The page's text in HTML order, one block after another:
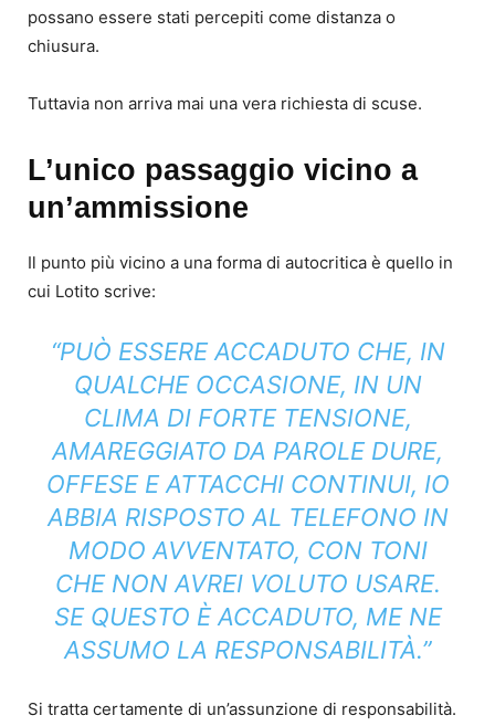
possano essere stati percepiti come distanza o
chiusura.
Tuttavia non arriva mai una vera richiesta di scuse.
L’unico passaggio vicino a
un’ammissione
Il punto più vicino a una forma di autocritica è quello in
cui Lotito scrive:
“PUÒ ESSERE ACCADUTO CHE, IN
QUALCHE OCCASIONE, IN UN
CLIMA DI FORTE TENSIONE,
AMAREGGIATO DA PAROLE DURE,
OFFESE E ATTACCHI CONTINUI, IO
ABBIA RISPOSTO AL TELEFONO IN
MODO AVVENTATO, CON TONI
CHE NON AVREI VOLUTO USARE.
SE QUESTO È ACCADUTO, ME NE
ASSUMO LA RESPONSABILITÀ.”
Si tratta certamente di un’assunzione di responsabilità.